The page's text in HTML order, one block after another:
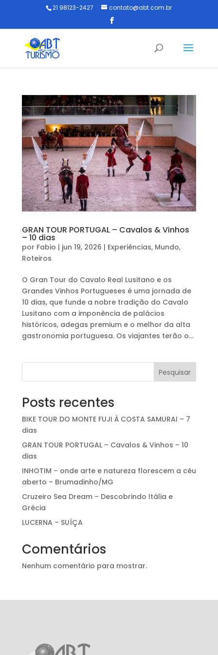
21 98123-2427 contato@abt.com.br
GRAN TOUR PORTUGAL – Cavalos & Vinhos
– 10 dias
por Fabio | jun 19, 2026 | Experiências, Mundo,
Roteiros
O Gran Tour do Cavalo Real Lusitano e os
Grandes Vinhos Portugueses é uma jornada de
10 dias, que funde a nobre tradição do Cavalo
Lusitano com a imponência de palácios
históricos, adegas premium e o melhor da alta
gastronomia portuguesa. Os viajantes terão o...
Pesquisar
Posts recentes
BIKE TOUR DO MONTE FUJI À COSTA SAMURAI – 7
dias
GRAN TOUR PORTUGAL – Cavalos & Vinhos – 10
dias
INHOTIM – onde arte e natureza florescem a céu
aberto – Brumadinho/MG
Cruzeiro Sea Dream – Descobrindo Itália e
Grécia
LUCERNA – SUÍÇA
Comentários
Nenhum comentário para mostrar.